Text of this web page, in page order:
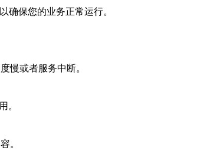
确保您的业务正常运行。
慢或者服务中断。
。
。